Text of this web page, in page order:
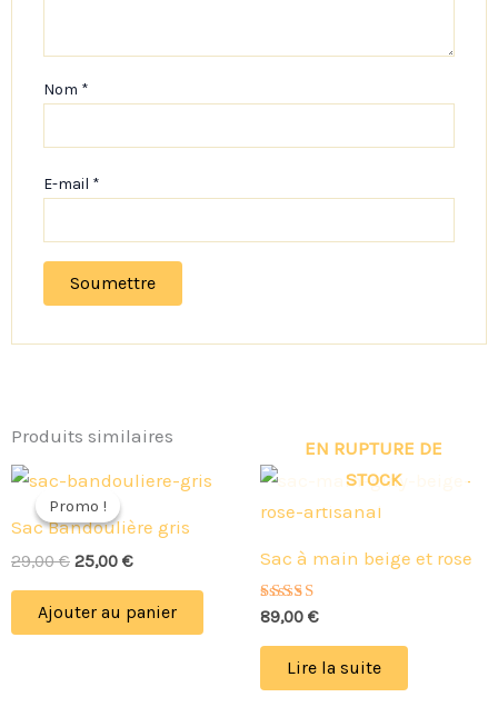
Nom *
E-mail *
Produits similaires
Promo !
Promo !
Sac Bandoulière gris
29,00€
Le
initial
était :
29,00 €.
25,00 €
Le
est :
25,00 €.
Ajouter au panier
EN RUPTURE DE
STOCK
Sac à main beige et rose
Note
5.00
sur 5
89,00 €
Lire la suite